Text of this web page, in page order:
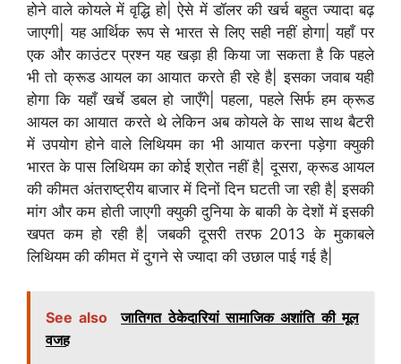
होने वाले कोयले में वृद्धि हो| ऐसे में डॉलर की खर्च बहुत ज्यादा बढ़
जाएगी| यह आर्थिक रूप से भारत से लिए सही नहीं होगा| यहाँ पर
एक और काउंटर प्रश्न यह खड़ा ही किया जा सकता है कि पहले
भी तो क्रूड आयल का आयात करते ही रहे है| इसका जवाब यही
होगा कि यहाँ खर्चे डबल हो जाएँगे| पहला, पहले सिर्फ हम क्रूड
आयल का आयात करते थे लेकिन अब कोयले के साथ साथ बैटरी
में उपयोग होने वाले लिथियम का भी आयात करना पड़ेगा क्युकी
भारत के पास लिथियम का कोई श्रोत नहीं है| दूसरा, क्रूड आयल
की कीमत अंतराष्ट्रीय बाजार में दिनों दिन घटती जा रही है| इसकी
मांग और कम होती जाएगी क्युकी दुनिया के बाकी के देशों में इसकी
खपत कम हो रही है| जबकी दूसरी तरफ 2013 के मुकाबले
लिथियम की कीमत में दुगने से ज्यादा की उछाल पाई गई है|
See also
जातिगत ठेकेदारियां सामाजिक अशांति की मूल
वजह